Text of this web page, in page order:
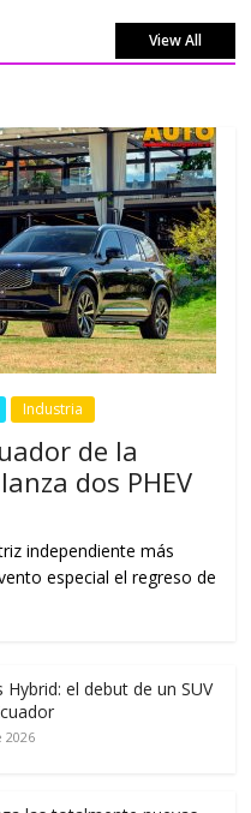
View All
Industria
de la
dos PHEV
independiente más
especial el regreso de
Hybrid: el debut de un SUV
2026